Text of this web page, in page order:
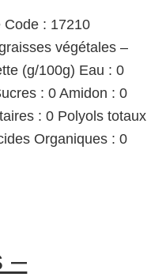
Code : 17210
végétales –
(g/100g) Eau : 0
: 0 Amidon : 0
: 0 Polyols totaux
Organiques : 0
–